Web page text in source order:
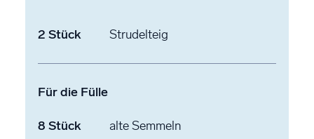
2 Stück Strudelteig
Für die Fülle
8 Stück alte Semmeln